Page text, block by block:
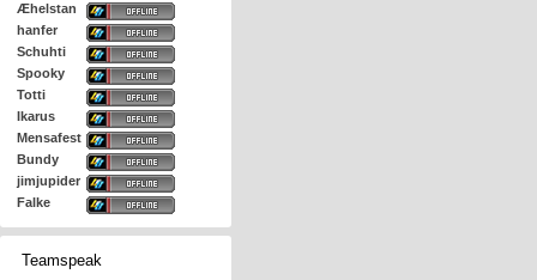
Æhelstan
hanfer
Schuhti
Spooky
Totti
Ikarus
Mensafest
Bundy
jimjupider
Falke
Teamspeak